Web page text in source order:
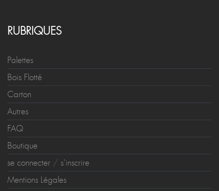
RUBRIQUES
Palettes
Bois Flotté
Carton
Autres
FAQ
Boutique
se connecter / s'inscrire
Mentions Légales